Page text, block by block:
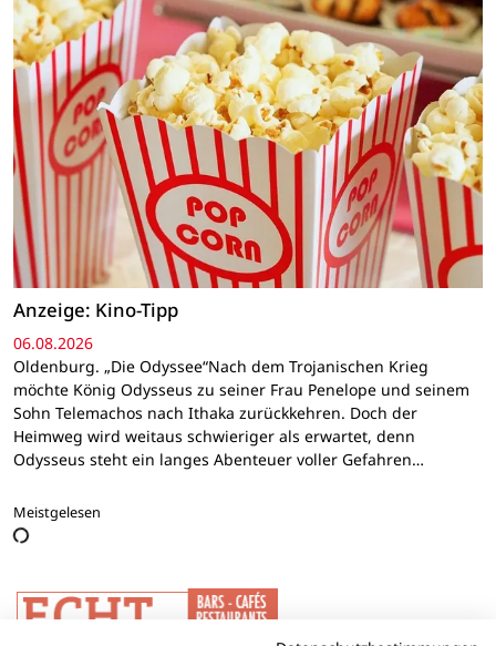
Anzeige: Kino-Tipp
06.08.2026
Oldenburg. „Die Odyssee“Nach dem Trojanischen Krieg
möchte König Odysseus zu seiner Frau Penelope und seinem
Sohn Telemachos nach Ithaka zurückkehren. Doch der
Heimweg wird weitaus schwieriger als erwartet, denn
Odysseus steht ein langes Abenteuer voller Gefahren…
Meistgelesen